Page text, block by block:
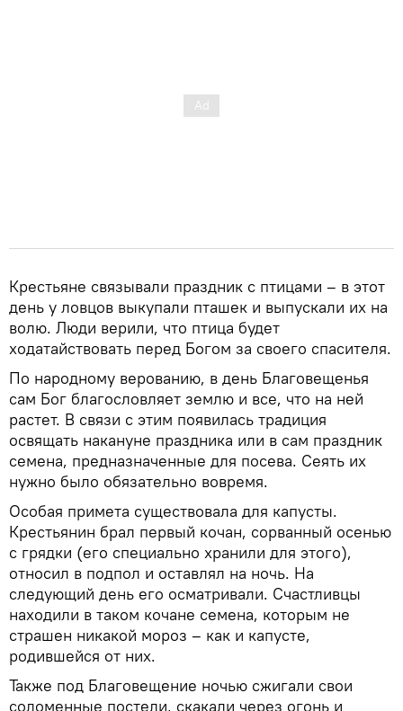
Крестьяне связывали праздник с птицами – в этот
день у ловцов выкупали пташек и выпускали их на
волю. Люди верили, что птица будет
ходатайствовать перед Богом за своего спасителя.
По народному верованию, в день Благовещенья
сам Бог благословляет землю и все, что на ней
растет. В связи с этим появилась традиция
освящать накануне праздника или в сам праздник
семена, предназначенные для посева. Сеять их
нужно было обязательно вовремя.
Особая примета существовала для капусты.
Крестьянин брал первый кочан, сорванный осенью
с грядки (его специально хранили для этого),
относил в подпол и оставлял на ночь. На
следующий день его осматривали. Счастливцы
находили в таком кочане семена, которым не
страшен никакой мороз – как и капусте,
родившейся от них.
Также под Благовещение ночью сжигали свои
соломенные постели, скакали через огонь и